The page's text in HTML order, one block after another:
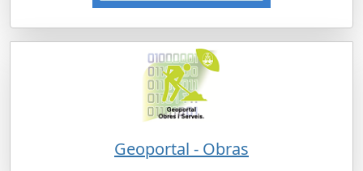
Geoportal - Obras